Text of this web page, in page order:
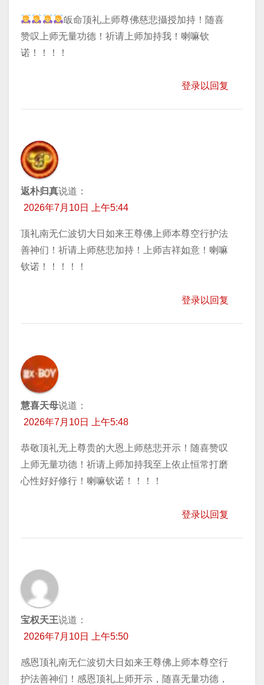
皈命顶礼上师尊佛慈悲攝授加持！随喜
赞叹上师无量功德！祈请上师加持我！喇嘛钦
诺！！！！
登录以回复
返朴归真说道：
2026年7月10日 上午5:44
顶礼南无仁波切大日如来王尊佛上师本尊空行护法
善神们！祈请上师慈悲加持！上师吉祥如意！喇嘛
钦诺！！！！！
登录以回复
慧喜天母说道：
2026年7月10日 上午5:48
恭敬顶礼无上尊贵的大恩上师慈悲开示！随喜赞叹
上师无量功德！祈请上师加持我至上依止恒常打磨
心性好好修行！喇嘛钦诺！！！！
登录以回复
宝权天王说道：
2026年7月10日 上午5:50
感恩顶礼南无仁波切大日如来王尊佛上师本尊空行
护法善神们！感恩顶礼上师开示，随喜无量功德，